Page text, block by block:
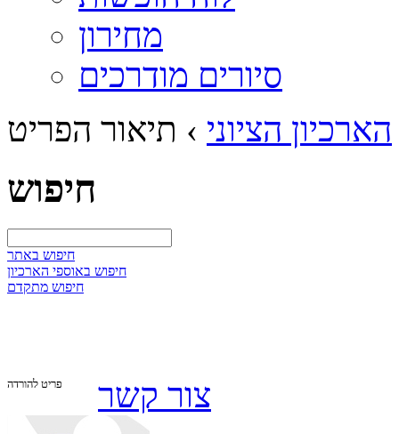
מחירון
סיורים מודרכים
הארכיון הציוני › תיאור הפריט
חיפוש
חיפוש באתר
חיפוש באוספי הארכיון
חיפוש מתקדם
פריט להורדה צור קשר